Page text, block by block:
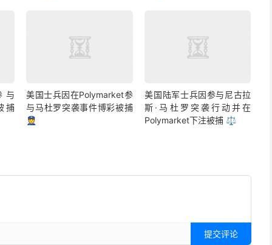
与
捕
美国士兵因在Polymarket参
与马杜罗突袭事件博彩被捕
👮
美国陆军士兵因参与尼古拉
斯·马杜罗突袭行动并在
Polymarket下注被捕 ⚖️
提交评论